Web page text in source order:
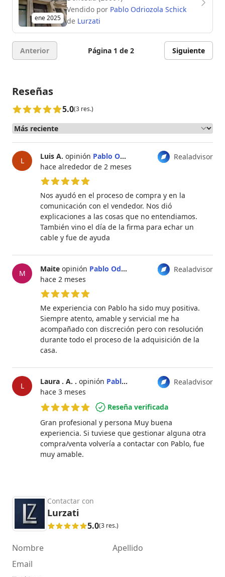
ene 2025
Vendido por Pablo Odriozola Schick
de Lurzati
Anterior Página 1 de 2 Siguiente
Reseñas
5.0(3 res.)
L Realadvisor
Luis A. opinión Pablo Odriozola Schick
hace alrededor de 2 meses
5 de 5 estrellas
Nos ayudó en el proceso de compra y en la
comunicación con el vendedor. Nos dió
explicaciones a las cosas que no entendiamos.
También vino el día de la firma para echar un
cable y fue de ayuda
M Realadvisor
Maite opinión Pablo Odriozola Schick
hace 2 meses
5 de 5 estrellas
Me experiencia con Pablo ha sido muy positiva.
Siempre atento, amable y servicial me ha
acompañado con discreción pero con resolución
durante todo el proceso de la adquisición de la
casa.
L Realadvisor
Laura . A. . opinión Pablo Odriozola Schick
hace 3 meses
Reseña verificada
5 de 5 estrellas
Gran profesional y persona Muy buena
experiencia. Si tuviese que gestionar alguna otra
compra/venta volvería a contactar con Pablo, fue
muy amable.
Contactar con
Lurzati
5.0(3 res.)